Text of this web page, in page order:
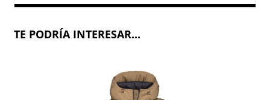
TE PODRÍA INTERESAR...